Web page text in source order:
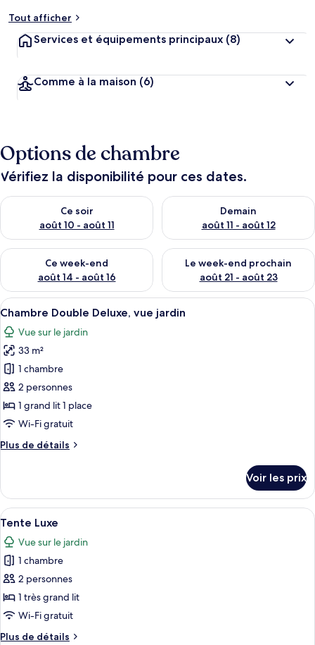
Tout afficher
Services et équipements principaux (8)
Comme à la maison (6)
Options de chambre
Vérifiez la disponibilité pour ces dates.
Ce soir
août 10 - août 11
Vérifier la disponibilité pour ce soir août 10 - août 11
Demain
août 11 - août 12
Vérifier la disponibilité pour
Ce week-end
août 14 - août 16
Vérifier la disponibilité pour ce week-end août 14 - août 16
Le week-end prochain
août 21 - août 23
Vérifier la disponibilité pour
Afficher
toutes
les
photos
pour
ce
type
de
chambre :
Chambre
vue
jardin
Une chambre d’hôtel avec un lit, un
1
Chambre Double Deluxe, vue jardin
Vue sur le jardin
33 m²
1 chambre
2 personnes
1 grand lit 1 place
Wi-Fi gratuit
Plus de détails
Plus
le
type
de
chambre
Chambre
Double
Deluxe,
vue
jardin
Voir les prix
Afficher
toutes
les
photos
pour
ce
type
Une chambre avec un lit, un bureau
5
Tente Luxe
Vue sur le jardin
1 chambre
2 personnes
1 très grand lit
Wi-Fi gratuit
Plus de détails
Plus